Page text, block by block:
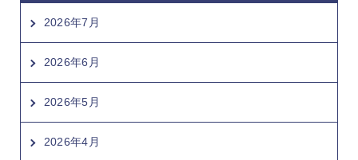
2026年7月
2026年6月
2026年5月
2026年4月